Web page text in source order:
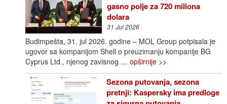
gasno polje za 720 miliona
dolara
31 Jul 2026
Budimpešta, 31. jul 2026. godine – MOL Group potpisala je
ugovor sa kompanijom Shell o preuzimanju kompanije BG
Cyprus Ltd., njenog zavisnog … opširnije >>
Sezona putovanja, sezona
pretnji: Kaspersky ima predloge